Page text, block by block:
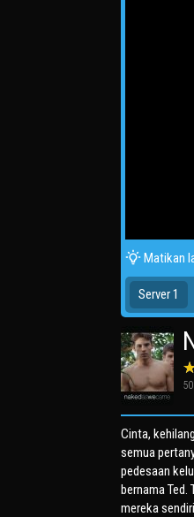
Matikan
Server 1
50
Cinta,
semua
pedesaan
bernama
mereka